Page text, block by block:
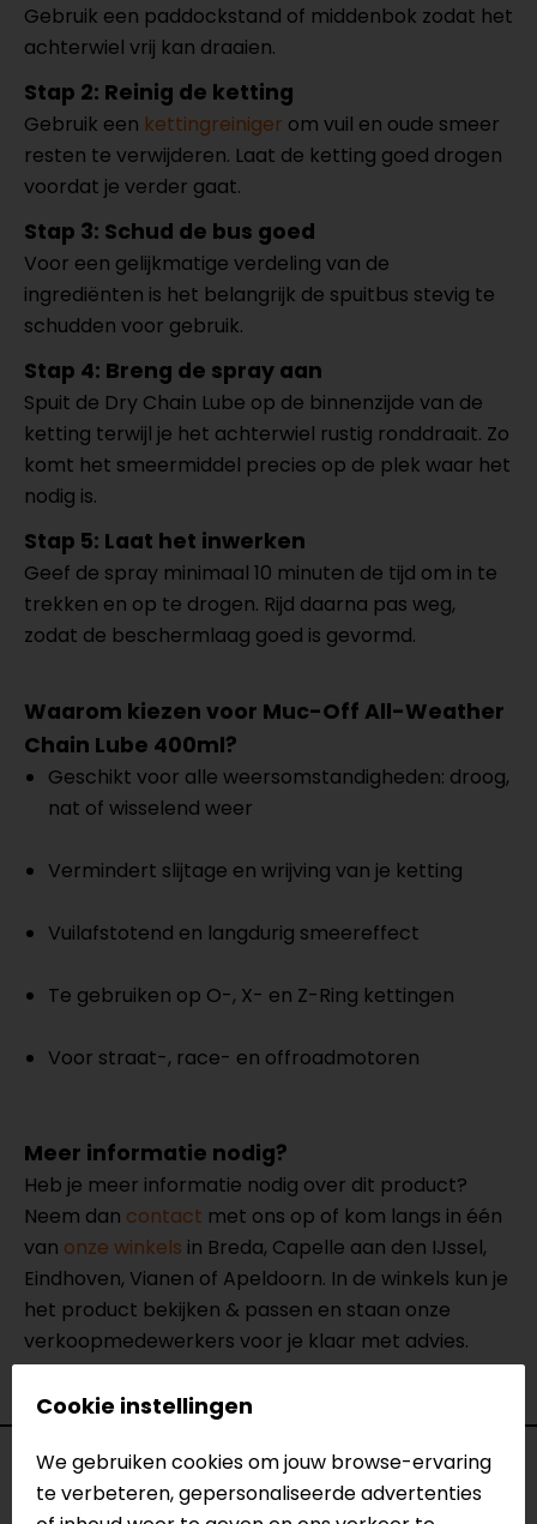
Gebruik een paddockstand of middenbok zodat het
achterwiel vrij kan draaien.
Stap 2: Reinig de ketting
Gebruik een kettingreiniger om vuil en oude smeer
resten te verwijderen. Laat de ketting goed drogen
voordat je verder gaat.
Stap 3: Schud de bus goed
Voor een gelijkmatige verdeling van de
ingrediënten is het belangrijk de spuitbus stevig te
schudden voor gebruik.
Stap 4: Breng de spray aan
Spuit de Dry Chain Lube op de binnenzijde van de
ketting terwijl je het achterwiel rustig ronddraait. Zo
komt het smeermiddel precies op de plek waar het
nodig is.
Stap 5: Laat het inwerken
Geef de spray minimaal 10 minuten de tijd om in te
trekken en op te drogen. Rijd daarna pas weg,
zodat de beschermlaag goed is gevormd.
Waarom kiezen voor Muc-Off All-Weather
Chain Lube 400ml?
Geschikt voor alle weersomstandigheden: droog,
nat of wisselend weer
Vermindert slijtage en wrijving van je ketting
Vuilafstotend en langdurig smeereffect
Te gebruiken op O-, X- en Z-Ring kettingen
Voor straat-, race- en offroadmotoren
Meer informatie nodig?
Heb je meer informatie nodig over dit product?
Neem dan contact met ons op of kom langs in één
van onze winkels in Breda, Capelle aan den IJssel,
Eindhoven, Vianen of Apeldoorn. In de winkels kun je
het product bekijken & passen en staan onze
verkoopmedewerkers voor je klaar met advies.
Bekijk onze anderekettingsprays & reinigers.
Specificaties
Cookie instellingen
We gebruiken cookies om jouw browse-ervaring
te verbeteren, gepersonaliseerde advertenties